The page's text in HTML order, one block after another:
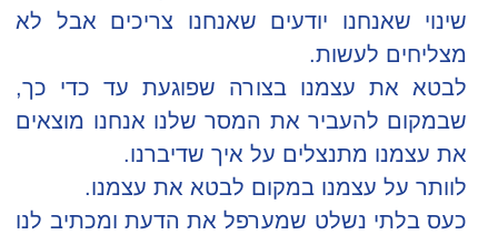
שינוי שאנחנו יודעים שאנחנו צריכים אבל לא
מצליחים לעשות.
לבטא את עצמנו בצורה שפוגעת עד כדי כך,
שבמקום להעביר את המסר שלנו אנחנו מוצאים
את עצמנו מתנצלים על איך שדיברנו.
לוותר על עצמנו במקום לבטא את עצמנו.
כעס בלתי נשלט שמערפל את הדעת ומכתיב לנו